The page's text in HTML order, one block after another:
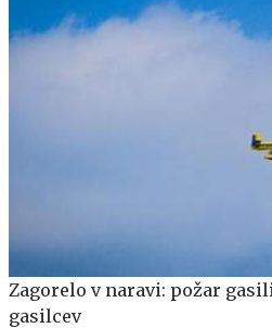
Zagorelo v naravi: požar
gasilcev